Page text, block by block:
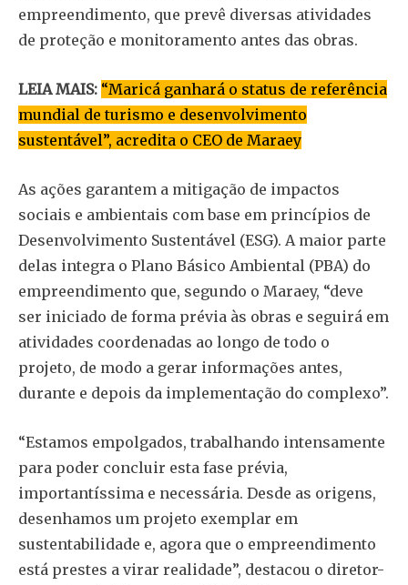
empreendimento, que prevê diversas atividades
de proteção e monitoramento antes das obras.
LEIA MAIS: “Maricá ganhará o status de referência
mundial de turismo e desenvolvimento
sustentável”, acredita o CEO de Maraey
As ações garantem a mitigação de impactos
sociais e ambientais com base em princípios de
Desenvolvimento Sustentável (ESG). A maior parte
delas integra o Plano Básico Ambiental (PBA) do
empreendimento que, segundo o Maraey, “deve
ser iniciado de forma prévia às obras e seguirá em
atividades coordenadas ao longo de todo o
projeto, de modo a gerar informações antes,
durante e depois da implementação do complexo”.
“Estamos empolgados, trabalhando intensamente
para poder concluir esta fase prévia,
importantíssima e necessária. Desde as origens,
desenhamos um projeto exemplar em
sustentabilidade e, agora que o empreendimento
está prestes a virar realidade”, destacou o diretor-